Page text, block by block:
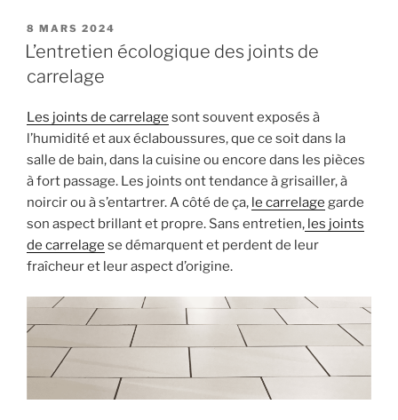
je
la
pose
sur
plots
de
carrelage
extérieur
POSTED
ON
8 MARS 2024
L’entretien écologique des joints de
carrelage
Les joints de carrelage sont souvent exposés à
l’humidité et aux éclaboussures, que ce soit dans la
salle de bain, dans la cuisine ou encore dans les pièces
à fort passage. Les joints ont tendance à grisailler, à
noircir ou à s’entartrer. A côté de ça, le carrelage garde
son aspect brillant et propre. Sans entretien, les joints
de carrelage se démarquent et perdent de leur
fraîcheur et leur aspect d’origine.